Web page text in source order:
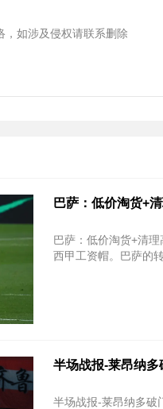
，如涉及侵权请联系删除
巴萨：低价淘货+
巴萨：低价淘货+清理高薪冗员 梅
西甲工资帽。巴萨的
半场战报-莱昂纳
半场战报-莱昂纳多破